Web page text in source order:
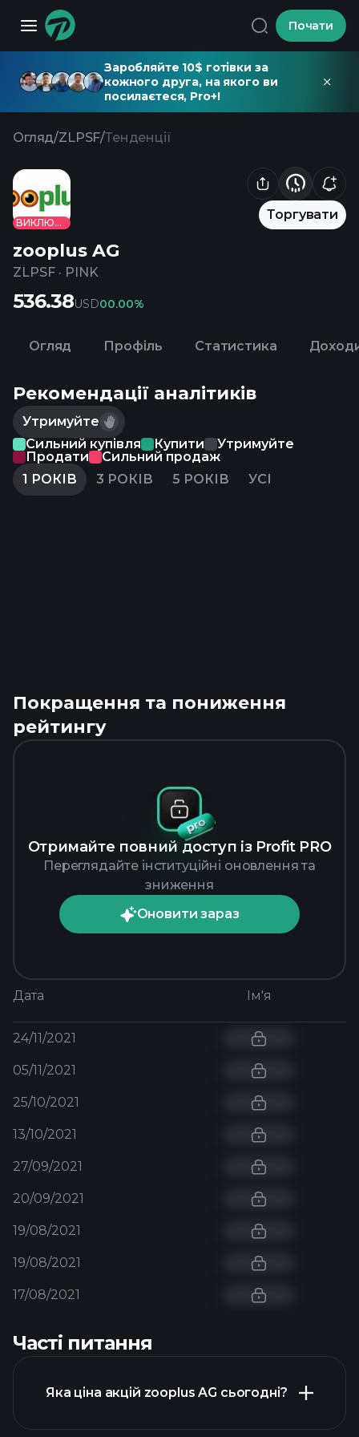
Почати
Заробляйте 10$ готівки за
кожного друга, на якого ви
посилаєтеся, Pro+!
Огляд/ZLPSF/Тенденції
ВИКЛЮЧЕНО
Торгувати
zooplus AG
ZLPSF · PINK
536.38USD00.00%
Огляд Профіль Статистика
Рекомендації аналітиків
Утримуйте
Сильний купівля
Купити
Утримуйте
Продати
Сильний продаж
1 РОКІВ
3 РОКІВ 5 РОКІВ УСІ
Покращення та пониження
рейтингу
Отримайте повний доступ із Profit PRO
Переглядайте інституційні оновлення та
зниження
Оновити зараз
Дата Ім'я
24/11/2021
05/11/2021
25/10/2021
13/10/2021
27/09/2021
20/09/2021
19/08/2021
19/08/2021
17/08/2021
Часті питання
Яка ціна акцій zooplus AG сьогодні?